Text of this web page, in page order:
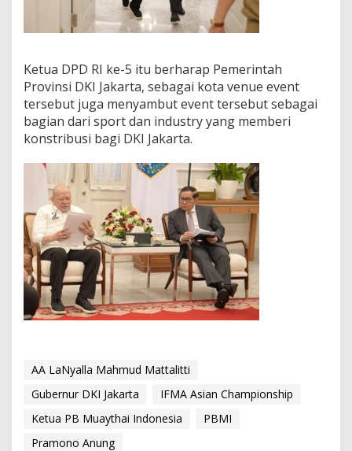
h
a
m
i
o
n
s
h
i
2
0
6
Ketua DPD RI ke-5 itu berharap Pemerintah
Provinsi DKI Jakarta, sebagai kota venue event
tersebut juga menyambut event tersebut sebagai
bagian dari sport dan industry yang memberi
konstribusi bagi DKI Jakarta.
AA LaNyalla Mahmud Mattalitti
Gubernur DKI Jakarta
IFMA Asian Championship
Ketua PB Muaythai Indonesia
PBMI
Pramono Anung